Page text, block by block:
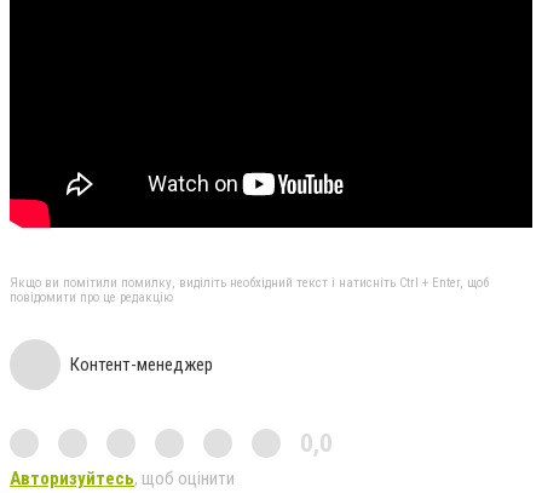
Якщо ви помітили помилку, виділіть необхідний текст і натисніть Ctrl + Enter, щоб
повідомити про це редакцію
Контент-менеджер
0,0
Авторизуйтесь, щоб оцінити